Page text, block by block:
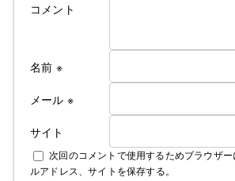
なお、詳しいご料金につきまし
下記にて説明しております
コメント
名前 ※
メール ※
サイト
次回のコメントで使用するためブラウザ
ルアドレス、サイトを保存する。